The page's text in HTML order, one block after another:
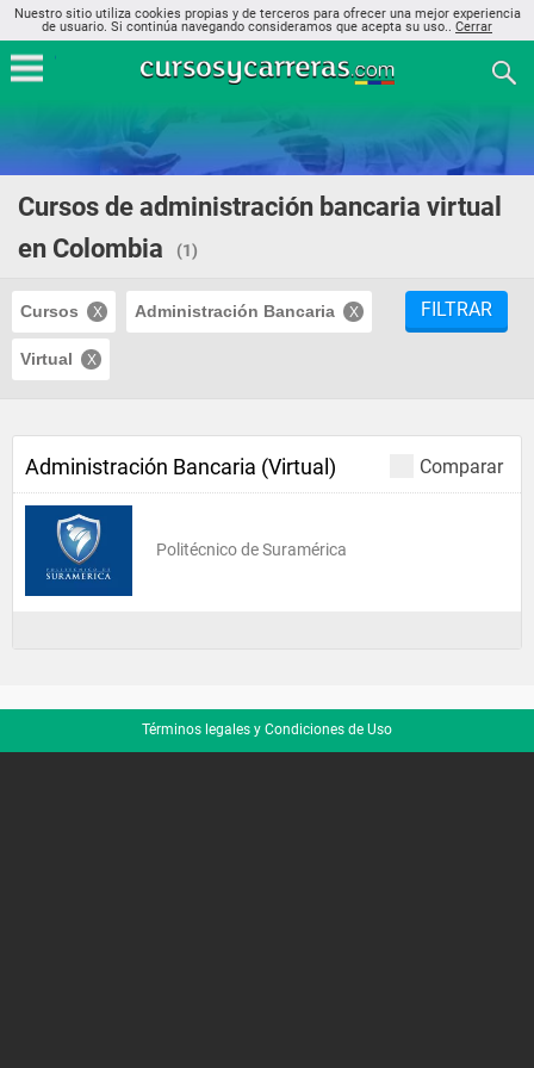
Nuestro sitio utiliza cookies propias y de terceros para ofrecer una mejor experiencia
de usuario. Si continúa navegando consideramos que acepta su uso.. Cerrar
Cursos de administración bancaria virtual
en Colombia
(1)
Cursos Administración Bancaria
Virtual
FILTRAR
Comparar
Administración Bancaria (Virtual)
Politécnico de Suramérica
Términos legales y Condiciones de Uso